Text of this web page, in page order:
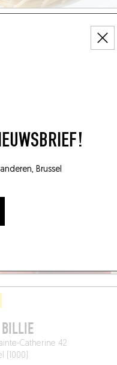
Brussel
ROSSO
62
(1060)
Catherine 42
(1000)